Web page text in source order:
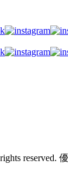
reserved.